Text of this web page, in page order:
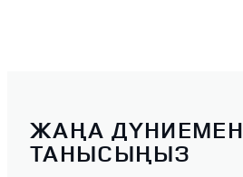
ЖАҢА ДҮНИЕМЕН
ТАНЫСЫҢЫЗ